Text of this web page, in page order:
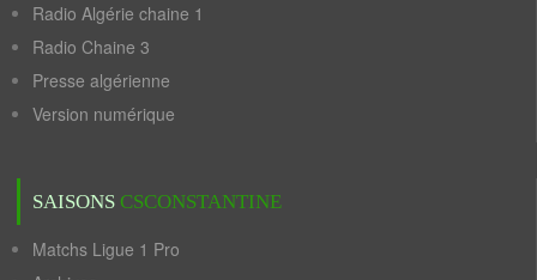
Radio Algérie chaine 1
Radio Chaine 3
Presse algérienne
Version numérique
SAISONS CSCONSTANTINE
Matchs Ligue 1 Pro